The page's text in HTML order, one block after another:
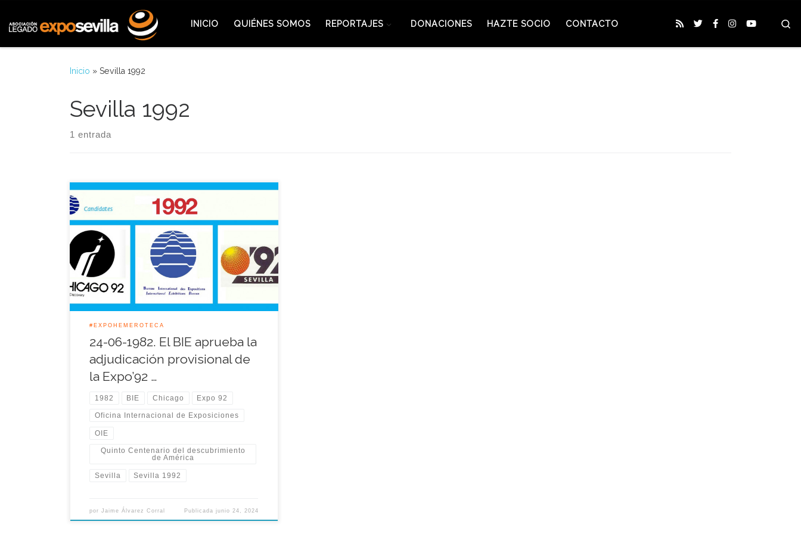
INICIO QUIÉNES SOMOS REPORTAJES DONACIONES HAZTE SOCIO CONTACTO
Inicio » Sevilla 1992
Sevilla 1992
1 entrada
El 24 de Junio de 1982 la XCI Asamblea General de
la Oficina Internacional de Exposiciones (BIE)
aprobó una enmienda a sus Estatutos que permitía
en el futuro la celebración de dos Exposiciones
Universales en plazos menores a los establecidos
hasta ese momento y acordó la reserva del año
1989 […]
#EXPOHEMEROTECA
24-06-1982. El BIE aprueba la
adjudicación provisional de
la Expo’92 …
1982 BIE Chicago Expo 92
Oficina Internacional de Exposiciones
OIE
Quinto Centenario del descubrimiento
de América
Sevilla Sevilla 1992
porJaime Álvarez Corral Publicada junio 24, 2024